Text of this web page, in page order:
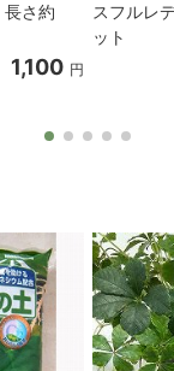
長さ約
1,100 円
スフルレ
ット